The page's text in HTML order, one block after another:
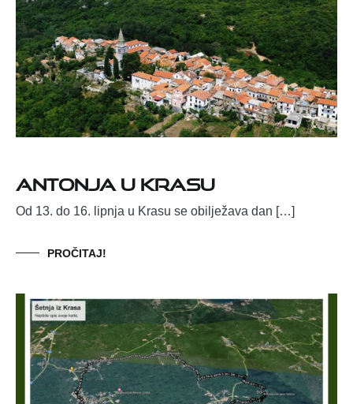
ANTONJA U KRASU
Od 13. do 16. lipnja u Krasu se obilježava dan […]
PROČITAJ!